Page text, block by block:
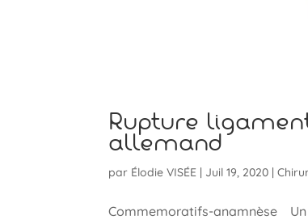
Rupture
allemand
par Élodie VISÉE | Juil 19, 2020 |
Commemoratifs-anamnèse Un